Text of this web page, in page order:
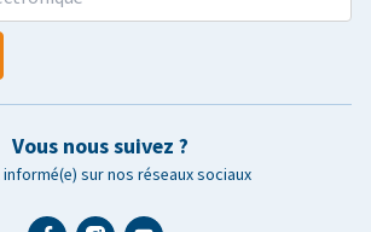
Vous nous suivez ?
sur nos réseaux sociaux